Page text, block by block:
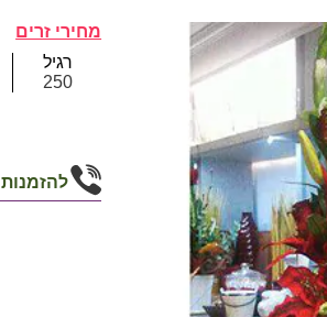
מחירי זרים
רגיל
250
להזמנות